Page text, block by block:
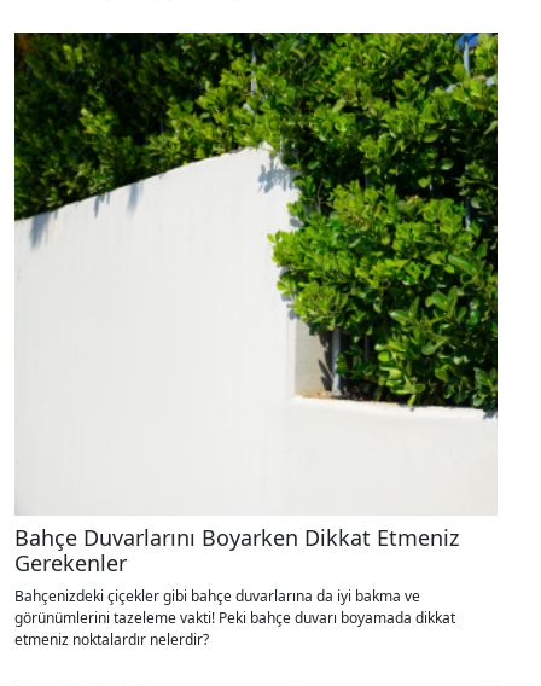
Bahçe Duvarlarını Boyarken Dikkat Etmeniz
Gerekenler
Bahçenizdeki çiçekler gibi bahçe duvarlarına da iyi bakma ve
görünümlerini tazeleme vakti! Peki bahçe duvarı boyamada dikkat
etmeniz noktalardır nelerdir?